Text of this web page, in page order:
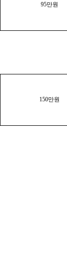
95만원
150만원